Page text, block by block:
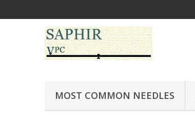
MOST COMMON NEEDLES